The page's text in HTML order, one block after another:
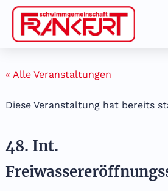
Zum
Inhalt
springen
« Alle Veranstaltungen
Diese Veranstaltung hat bereits
48. Int.